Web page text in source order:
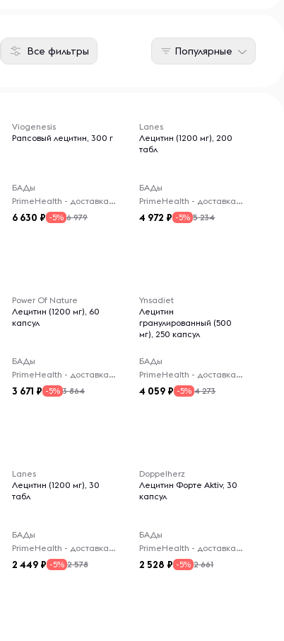
Все фильтры Популярные
Viogenesis
Рапсовый лецитин, 300 г
БАДы
PrimeHealth - доставка из-за рубежа
6 630 -5% 6 979
Lanes
Лецитин (1200 мг), 200
табл
БАДы
PrimeHealth - доставка из-за рубежа
4 972 -5% 5 234
Power Of Nature
Лецитин (1200 мг), 60
капсул
БАДы
PrimeHealth - доставка из-за рубежа
3 671 -5% 3 864
Ynsadiet
Лецитин
гранулированный (500
мг), 250 капсул
БАДы
PrimeHealth - доставка из-за рубежа
4 059 -5% 4 273
Lanes
Лецитин (1200 мг), 30
табл
БАДы
PrimeHealth - доставка из-за рубежа
2 449 -5% 2 578
Doppelherz
Лецитин Форте Aktiv, 30
капсул
БАДы
PrimeHealth - доставка из-за рубежа
2 528 -5% 2 661